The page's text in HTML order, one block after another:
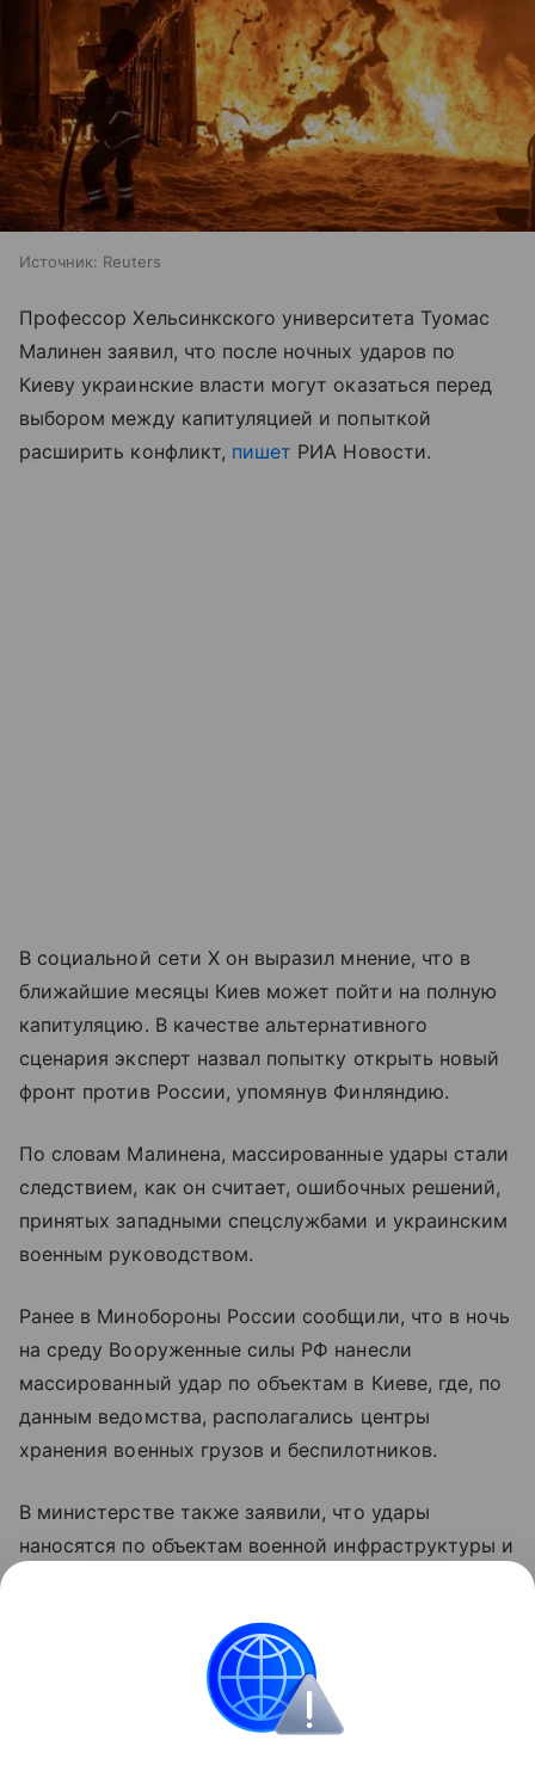
Источник: Reuters
Профессор Хельсинкского университета Туомас
Малинен заявил, что после ночных ударов по
Киеву украинские власти могут оказаться перед
выбором между капитуляцией и попыткой
расширить конфликт, пишет РИА Новости.
В социальной сети X он выразил мнение, что в
ближайшие месяцы Киев может пойти на полную
капитуляцию. В качестве альтернативного
сценария эксперт назвал попытку открыть новый
фронт против России, упомянув Финляндию.
По словам Малинена, массированные удары стали
следствием, как он считает, ошибочных решений,
принятых западными спецслужбами и украинским
военным руководством.
Ранее в Минобороны России сообщили, что в ночь
на среду Вооруженные силы РФ нанесли
массированный удар по объектам в Киеве, где, по
данным ведомства, располагались центры
хранения военных грузов и беспилотников.
В министерстве также заявили, что удары
наносятся по объектам военной инфраструктуры и
оружия и беспилотных летательных аппаратов.
Финляндия Россия